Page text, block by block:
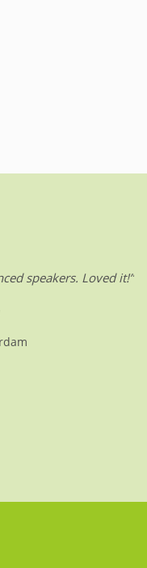
speakers. Loved it!”